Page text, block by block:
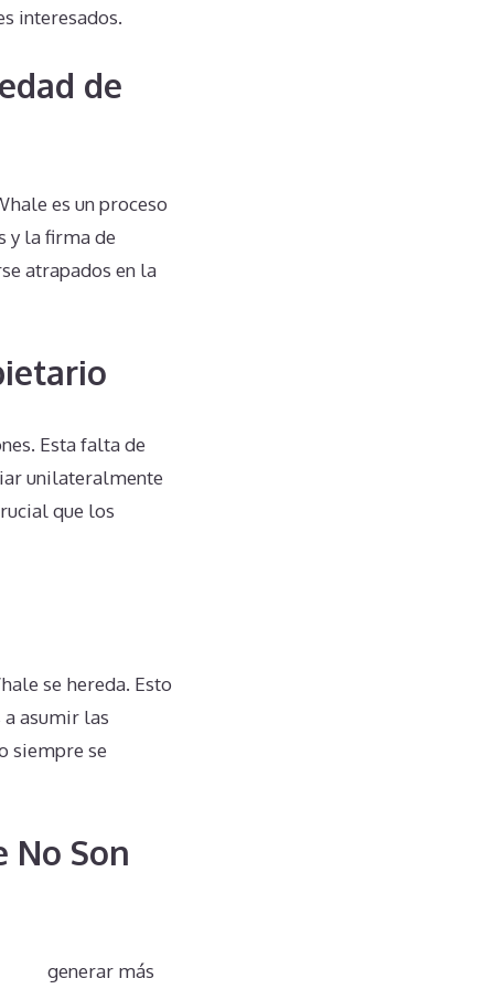
interesados.
de
es un proceso
y la firma de
atrapados en la
Esta falta de
unilateralmente
que los
se hereda. Esto
asumir las
siempre se
No Son
generar más